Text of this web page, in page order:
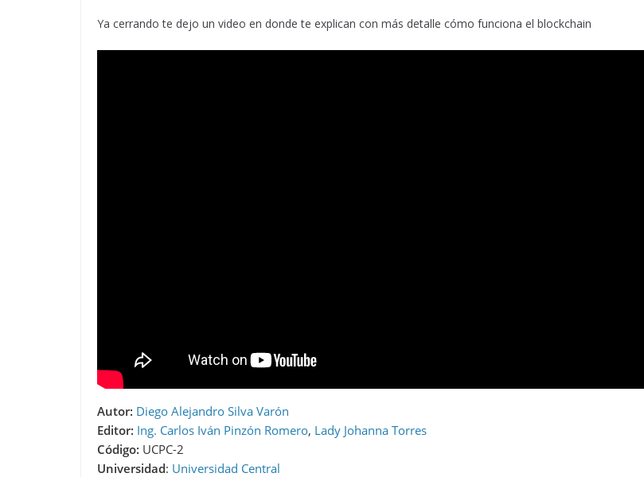
Ya cerrando te dejo un video en donde te explican con más detalle cómo funciona el blockchain
Autor: Diego Alejandro Silva Varón
Editor: Ing. Carlos Iván Pinzón Romero, Lady Johanna Torres
Código: UCPC-2
Universidad: Universidad Central